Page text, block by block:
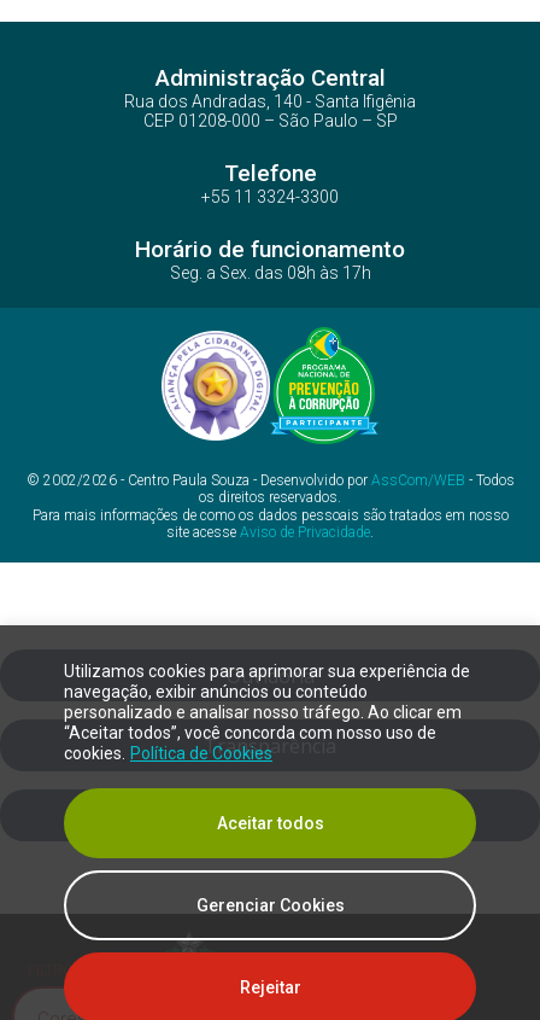
Utilizamos cookies para aprimorar sua experiência de
navegação, exibir anúncios ou conteúdo
personalizado e analisar nosso tráfego. Ao clicar em
“Aceitar todos”, você concorda com nosso uso de
cookies.
Política de Cookies
Gerenciar Cookies
Rejeitar
Aceitar todos
FILTRO DE DALTONISMO
Administração Central
Rua dos Andradas, 140 - Santa Ifigênia
CEP 01208-000 – São Paulo – SP
Telefone
+55 11 3324-3300
Horário de funcionamento
Seg. a Sex. das 08h às 17h
© 2002/2026 - Centro Paula Souza - Desenvolvido por AssCom/WEB - Todos
os direitos reservados.
Para mais informações de como os dados pessoais são tratados em nosso
site acesse Aviso de Privacidade.
Ouvidoria
Transparência
SIC